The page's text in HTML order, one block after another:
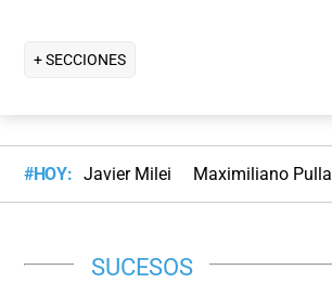
+ SECCIONES
#HOY: Javier Milei Maximiliano
SUCESOS